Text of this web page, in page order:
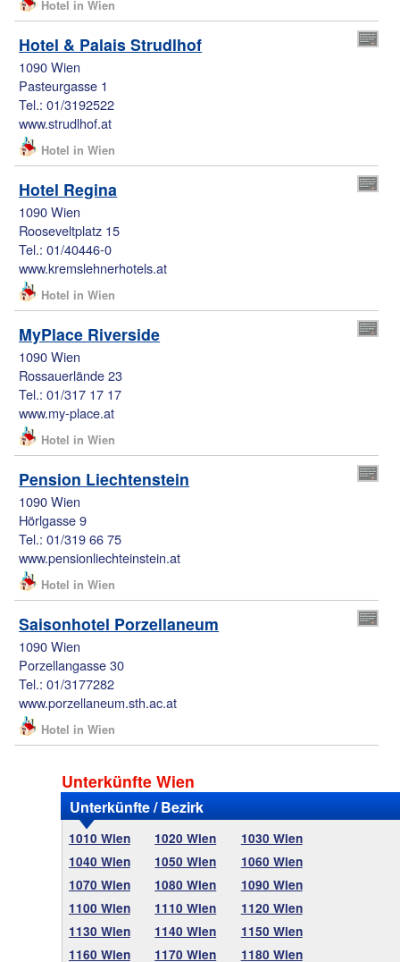
Hotel in Wien
Hotel & Palais Strudlhof
1090 Wien
Pasteurgasse 1
Tel.: 01/3192522
www.strudlhof.at
Hotel in Wien
Hotel Regina
1090 Wien
Rooseveltplatz 15
Tel.: 01/40446-0
www.kremslehnerhotels.at
Hotel in Wien
MyPlace Riverside
1090 Wien
Rossauerlände 23
Tel.: 01/317 17 17
www.my-place.at
Hotel in Wien
Pension Liechtenstein
1090 Wien
Hörlgasse 9
Tel.: 01/319 66 75
www.pensionliechteinstein.at
Hotel in Wien
Saisonhotel Porzellaneum
1090 Wien
Porzellangasse 30
Tel.: 01/3177282
www.porzellaneum.sth.ac.at
Hotel in Wien
Unterkünfte Wien
Unterkünfte / Bezirk
1010 Wien 1020 Wien
1030 Wien
1040 Wien
1050 Wien
1060 Wien
1070 Wien
1080 Wien
1090 Wien
1100 Wien
1110 Wien
1120 Wien
1130 Wien
1140 Wien
1150 Wien
1160 Wien
1170 Wien
1180 Wien